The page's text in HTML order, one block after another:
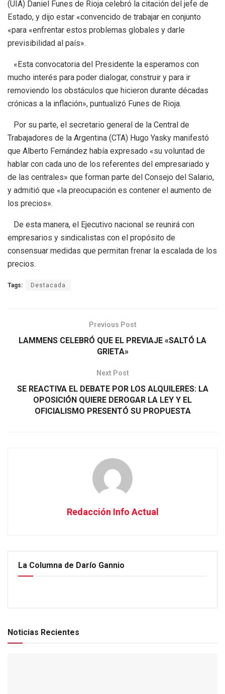
(UIA) Daniel Funes de Rioja celebró la citación del jefe de
Estado, y dijo estar «convencido de trabajar en conjunto
«para «enfrentar estos problemas globales y darle
previsibilidad al país».
«Esta convocatoria del Presidente la esperamos con
mucho interés para poder dialogar, construir y para ir
removiendo los obstáculos que hicieron durante décadas
crónicas a la inflación», puntualizó Funes de Rioja.
Por su parte, el secretario general de la Central de
Trabajadores de la Argentina (CTA) Hugo Yasky manifestó
que Alberto Fernández había expresado «su voluntad de
hablar con cada uno de los referentes del empresariado y
de las centrales» que forman parte del Consejo del Salario,
y admitió que «la preocupación es contener el aumento de
los precios».
De esta manera, el Ejecutivo nacional se reunirá con
empresarios y sindicalistas con el propósito de
consensuar medidas que permitan frenar la escalada de los
precios.
Tags: Destacada
Previous Post
LAMMENS CELEBRÓ QUE EL PREVIAJE «SALTÓ LA
GRIETA»
Next Post
SE REACTIVA EL DEBATE POR LOS ALQUILERES: LA
OPOSICIÓN QUIERE DEROGAR LA LEY Y EL
OFICIALISMO PRESENTÓ SU PROPUESTA
Redacción Info Actual
La Columna de Darío Gannio
Noticias Recientes